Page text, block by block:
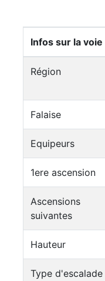
Infos sur la voie
Région
Falaise
Equipeurs
1ere ascension
Ascensions
suivantes
Hauteur
Type d'escalade